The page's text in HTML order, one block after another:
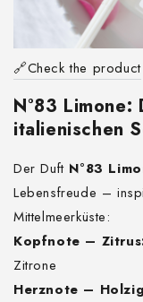
🔗Check the product
N°83
italienischen
Der Duft N°83
Lebensfreude –
Mittelmeerküste:
Kopfnote –
Zitrone
Herznote –